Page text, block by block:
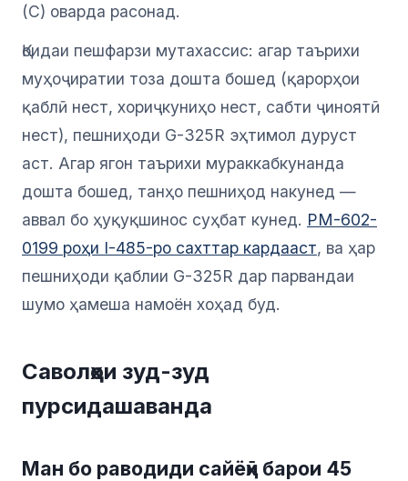
(C) оварда расонад.
Қоидаи пешфарзи мутахассис: агар таърихи
муҳоҷиратии тоза дошта бошед (қарорҳои
қаблӣ нест, хориҷкуниҳо нест, сабти ҷиноятӣ
нест), пешниҳоди G-325R эҳтимол дуруст
аст. Агар ягон таърихи мураккабкунанда
дошта бошед, танҳо пешниҳод накунед —
аввал бо ҳуқуқшинос суҳбат кунед. PM-602-
0199 роҳи I-485-ро сахттар кардааст, ва ҳар
пешниҳоди қаблии G-325R дар парвандаи
шумо ҳамеша намоён хоҳад буд.
Саволҳои зуд-зуд
пурсидашаванда
Ман бо раводиди сайёҳӣ барои 45